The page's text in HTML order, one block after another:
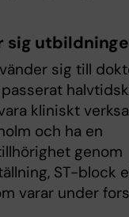
sig
sig till
kliniskt
och ha en
genom
ST-block
varar under